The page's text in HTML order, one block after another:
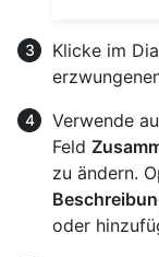
Klicke im
Verwende
Feld
zu ändern.
oder